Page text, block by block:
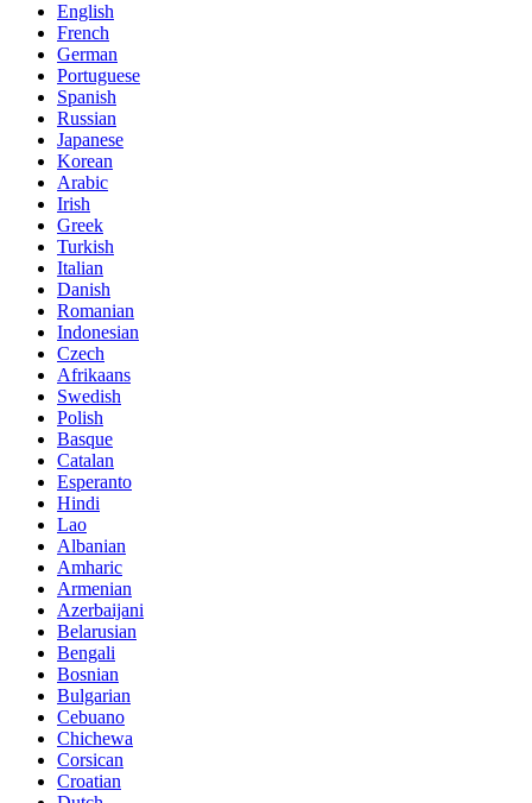
English
French
German
Portuguese
Spanish
Russian
Japanese
Korean
Arabic
Irish
Greek
Turkish
Italian
Danish
Romanian
Indonesian
Czech
Afrikaans
Swedish
Polish
Basque
Catalan
Esperanto
Hindi
Lao
Albanian
Amharic
Armenian
Azerbaijani
Belarusian
Bengali
Bosnian
Bulgarian
Cebuano
Chichewa
Corsican
Croatian